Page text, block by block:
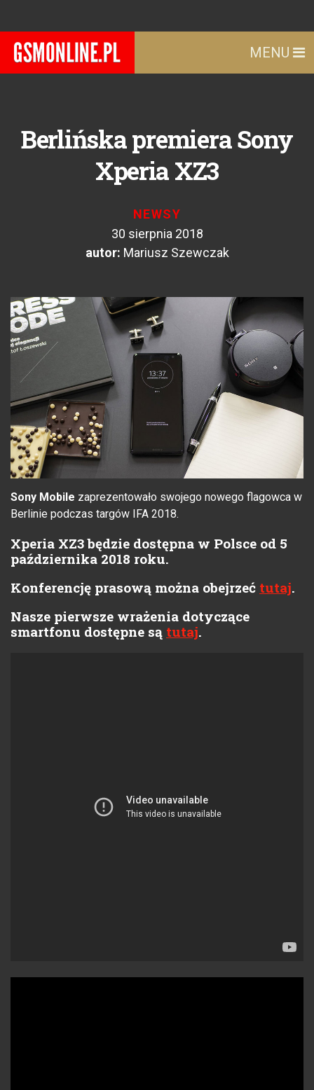
MENU
Berlińska premiera Sony
Xperia XZ3
NEWSY
30 sierpnia 2018
autor: Mariusz Szewczak
Sony Mobile zaprezentowało swojego nowego flagowca w
Berlinie podczas targów IFA 2018.
Xperia XZ3 będzie dostępna w Polsce od 5
października 2018 roku.
Konferencję prasową można obejrzeć tutaj.
Nasze pierwsze wrażenia dotyczące
smartfonu dostępne są tutaj.